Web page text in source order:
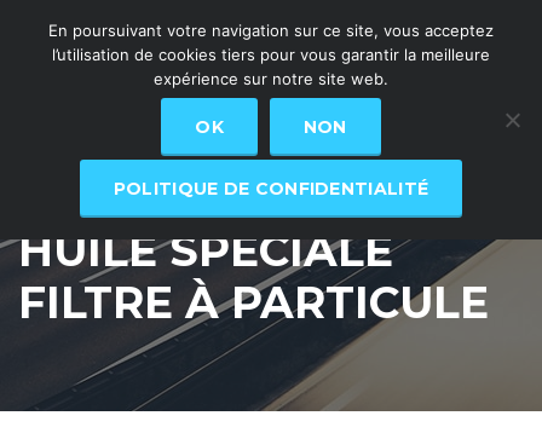
HUILE SPÉCIALE
FILTRE À PARTICULE
En poursuivant votre navigation sur ce site, vous acceptez
l’utilisation de cookies tiers pour vous garantir la meilleure
expérience sur notre site web.
OK NON
POLITIQUE DE CONFIDENTIALITÉ